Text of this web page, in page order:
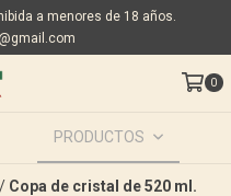
a menores de 18 años.
0
PRODUCTOS
/ Copa de cristal de 520 ml.